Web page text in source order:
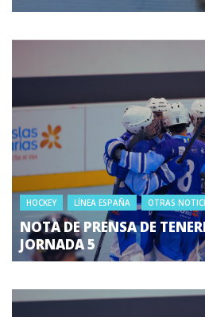
HOCKEY LÍNEA ESPAÑA OTRAS
NOTA DE PRENSA DE
JORNADA 5